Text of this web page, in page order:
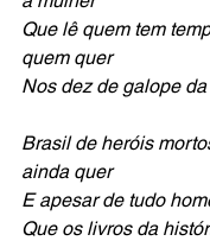
Que lê quem tem
quem quer
Nos dez de galope
Brasil de heróis
ainda quer
E apesar de tudo
Que os livros da